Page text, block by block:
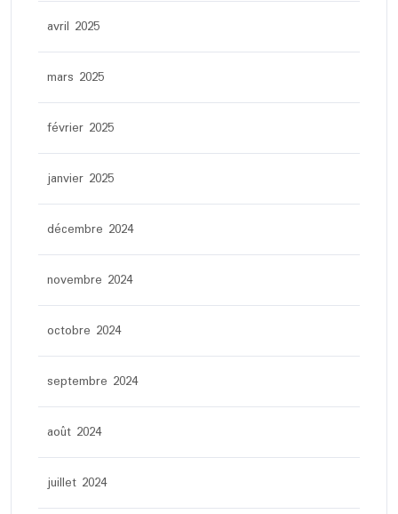
avril 2025
mars 2025
février 2025
janvier 2025
décembre 2024
novembre 2024
octobre 2024
septembre 2024
août 2024
juillet 2024